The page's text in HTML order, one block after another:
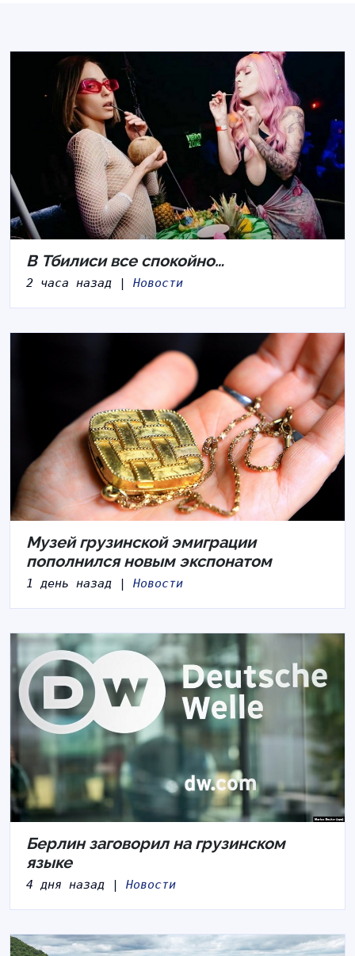
В Тбилиси все спокойно…
2 часа назад | Новости
Музей грузинской эмиграции
пополнился новым экспонатом
1 день назад | Новости
Берлин заговорил на грузинском
языке
4 дня назад | Новости